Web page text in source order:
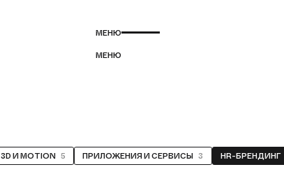
МЕНЮ
3D И MOTION 5 ПРИЛОЖЕНИЯ И СЕРВИСЫ 3 HR-БРЕНДИНГ